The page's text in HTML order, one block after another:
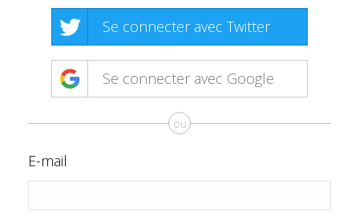
Se connecter avec Twitter
Se connecter avec Google
ou
E-mail